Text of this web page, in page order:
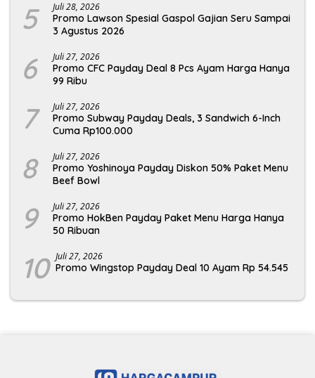
5 Juli 28, 2026
Promo Lawson Spesial Gaspol Gajian Seru Sampai
3 Agustus 2026
6 Juli 27, 2026
Promo CFC Payday Deal 8 Pcs Ayam Harga Hanya
99 Ribu
7 Juli 27, 2026
Promo Subway Payday Deals, 3 Sandwich 6-Inch
Cuma Rp100.000
8 Juli 27, 2026
Promo Yoshinoya Payday Diskon 50% Paket Menu
Beef Bowl
9 Juli 27, 2026
Promo HokBen Payday Paket Menu Harga Hanya
50 Ribuan
10 Juli 27, 2026
Promo Wingstop Payday Deal 10 Ayam Rp 54.545